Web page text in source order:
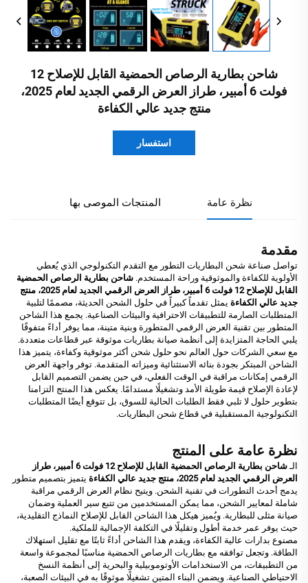
شاحن بطارية الرصاص الحمضية القابل للإصلاح 12
فولت 6 أمبير، طراز العرض الرقمي الجديد لعام 2025،
منتج جديد عالي الكفاءة
استفسار
نظرة عامة المنتجات الموصى بها
مقدمة
تواصل صناعة شحن البطاريات التطور مع التقدم التكنولوجي الذي يُعطي
الأولوية للكفاءة والموثوقية وراحة المستخدم. شاحن بطارية الرصاص الحمضية
القابل للإصلاح 12 فولت 6 أمبير، طراز العرض الرقمي الجديد لعام 2025، منتج
جديد عالي الكفاءة يمثل تقدماً كبيراً في حلول الشحن الحديثة، مصممًا لتلبية
المتطلبات الصارمة للتطبيقات الاحترافية والبيئات الصناعية. يجمع هذا الشاحن
المتطور بين تقنية العرض الرقمي المتطورة وبنية متينة، مما يوفر أداءً متفوقًا
يلبي الحاجة المتزايدة إلى أنظمة صيانة بطاريات موثوقة عبر قطاعات متعددة.
مع سعي الشركات حول العالم نحو حلول شحن أكثر موثوقية وكفاءة، يتميز هذا
الشاحن المبتكر بجودة بنائه الاستثنائية وميزاته المتقدمة. توفر واجهة العرض
الرقمي إمكانات مراقبة في الوقت الفعلي، في حين يضمن التصميم القابل
لإعادة الإصلاح قيمة طويلة الأمد وتشغيلًا مستدامًا. يعكس هذا المنتج التزامنا
بتطوير حلول لا تلبي فقط الطلبات الحالية للسوق، بل تتوقع أيضًا المتطلبات
التكنولوجية المستقبلية في قطاع شحن البطاريات.
نظرة عامة على المنتج
الـ
شاحن بطارية الرصاص الحمضية القابل للإصلاح 12 فولت 6 أمبير، طراز
العرض الرقمي الجديد لعام 2025، منتج جديد عالي الكفاءة
يتميز بتصميم متطور
يدمج أحدث التطورات في تقنية الشحن. ويتيح نظام العرض الرقمي مراقبة
شاملة لمعايير الشحن، مما يمكن المستخدمين من تتبع سير العملية وضمان
صيانة مثلى للبطارية. ويُميز هيكل هذا الشاحن القابل للإصلاح النماذج التقليدية،
حيث يوفر عمر خدمة أطول وتقليلًا في التكلفة الإجمالية للملكية.
مصنوع بدارات عالية الكفاءة، ويقدم هذا الشاحن أداءً ثابتًا مع تقليل استهلاك
الطاقة. وتجعل توافقه مع بطاريات الرصاص الحمضية مناسبًا لمجموعة واسعة
من التطبيقات، من الاستخدامات الأوتوموبيلية والبحرية إلى أنظمة النسخ
الاحتياطي الصناعية. ويضمن البناء المتين تشغيلًا موثوقًا به في البيئات الصعبة،